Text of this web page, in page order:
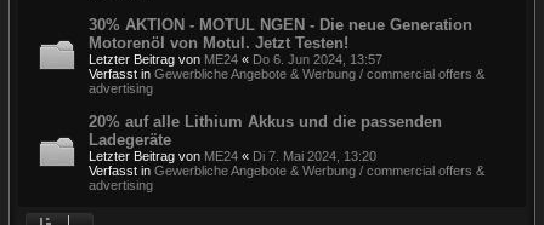
30% AKTION - MOTUL NGEN - Die neue Generation
Motorenöl von Motul. Jetzt Testen!
Letzter Beitrag von ME24 « Do 6. Jun 2024, 13:57
Verfasst in Gewerbliche Angebote & Werbung / commercial offers &
advertising
20% auf alle Lithium Akkus und die passenden
Ladegeräte
Letzter Beitrag von ME24 « Di 7. Mai 2024, 13:20
Verfasst in Gewerbliche Angebote & Werbung / commercial offers &
advertising